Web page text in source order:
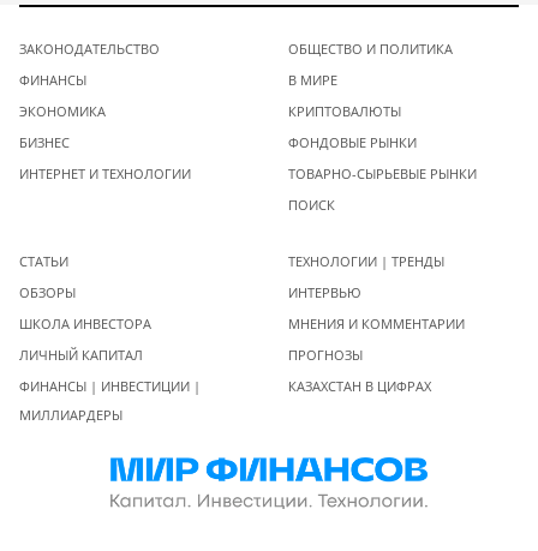
ЗАКОНОДАТЕЛЬСТВО
ФИНАНСЫ
ЭКОНОМИКА
БИЗНЕС
ИНТЕРНЕТ И ТЕХНОЛОГИИ
ОБЩЕСТВО И ПОЛИТИКА
В МИРЕ
КРИПТОВАЛЮТЫ
ФОНДОВЫЕ РЫНКИ
ТОВАРНО-СЫРЬЕВЫЕ РЫНКИ
ПОИСК
СТАТЬИ
ОБЗОРЫ
ШКОЛА ИНВЕСТОРА
ЛИЧНЫЙ КАПИТАЛ
ФИНАНСЫ | ИНВЕСТИЦИИ |
МИЛЛИАРДЕРЫ
ТЕХНОЛОГИИ | ТРЕНДЫ
ИНТЕРВЬЮ
МНЕНИЯ И КОММЕНТАРИИ
ПРОГНОЗЫ
КАЗАХСТАН В ЦИФРАХ